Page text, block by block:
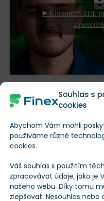
Souhlas s
cookies
Abychom Vám mohli
používáme různé
cookies.
Váš souhlas s použitím
zpracovávat údaje, jako je
našeho webu. Díky tomu
zlepšovat. Nesouhlas
▶️ Kliknutím ZDE
a
A) Nákup Bitcoinu
Pravděpodobně nejlepší
začátečníky jsou
nákup kryptoměn
Tou největší výhodou